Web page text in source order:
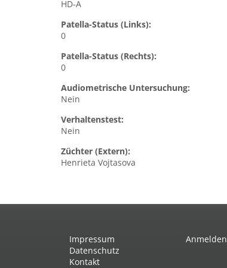
HD-A
Patella-Status (Links):
0
Patella-Status (Rechts):
0
Audiometrische Untersuchung:
Nein
Verhaltenstest:
Nein
Züchter (Extern):
Henrieta Vojtasova
Impressum
Datenschutz
Kontakt
Anmelden